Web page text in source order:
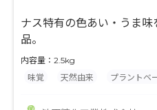
ナス特有の色あい・うま
品。
内容量：2.5kg
味覚
天然由来 プラントベ